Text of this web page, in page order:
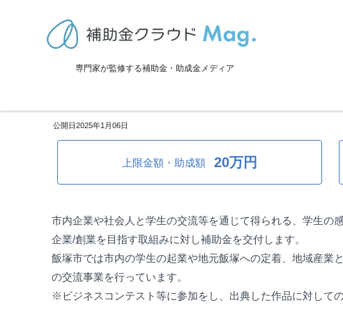
専門家が監修する補助金・助成金メディア
>補助金・助成金詳細
2025年1月06日
上限金額・助成額 20万円
市内企業や社会人と学生の交流等を通じて得られる、学生の
企業/創業を目指す取組みに対し補助金を交付します。
飯塚市では市内の学生の起業や地元飯塚への定着、地域産業
の交流事業を行っています。
※ビジネスコンテスト等に参加をし、出典した作品に対して